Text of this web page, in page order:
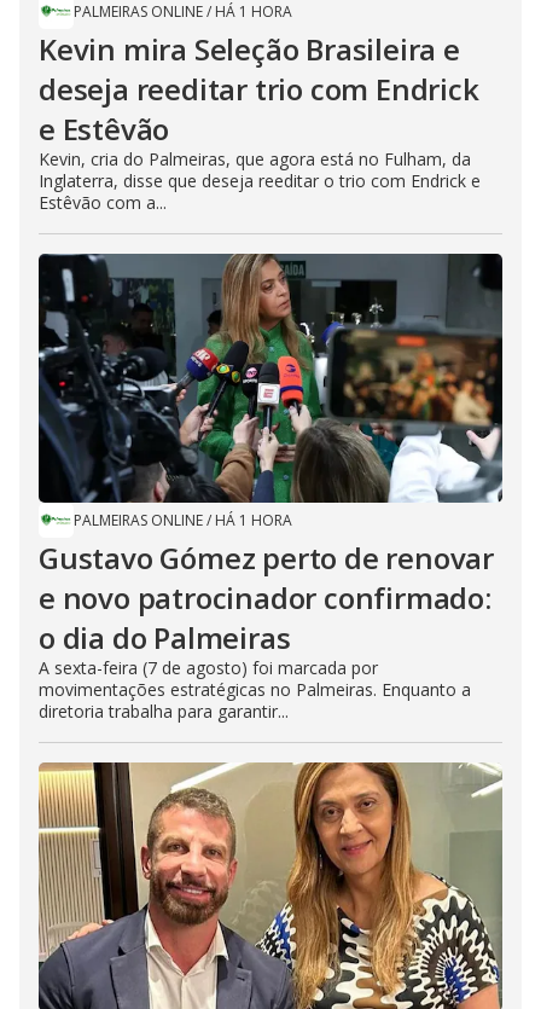
PALMEIRAS ONLINE/ HÁ 1 HORA
Kevin mira Seleção Brasileira e
deseja reeditar trio com Endrick
e Estêvão
Kevin, cria do Palmeiras, que agora está no Fulham, da
Inglaterra, disse que deseja reeditar o trio com Endrick e
Estêvão com a...
PALMEIRAS ONLINE/ HÁ 1 HORA
Gustavo Gómez perto de renovar
e novo patrocinador confirmado:
o dia do Palmeiras
A sexta-feira (7 de agosto) foi marcada por
movimentações estratégicas no Palmeiras. Enquanto a
diretoria trabalha para garantir...